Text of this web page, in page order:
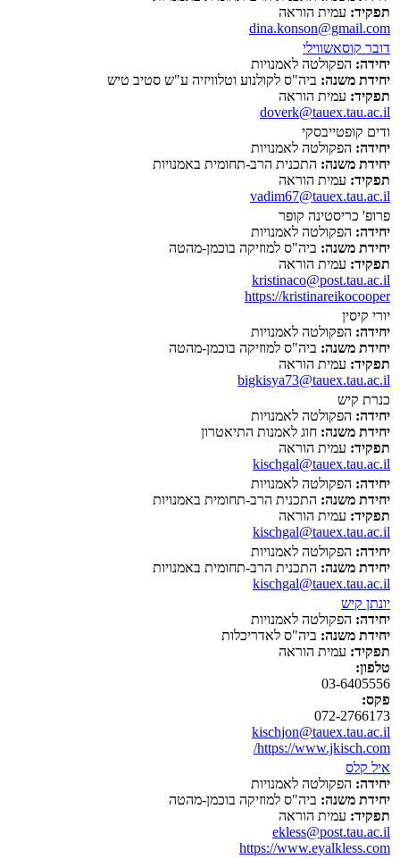
תפקיד: עמית הוראה
dina.konson@gmail.com
דובר קוסאשווילי
יחידה: הפקולטה לאמנויות
יחידת משנה: ביה"ס לקולנוע וטלוויזיה ע"ש סטיב טיש
תפקיד: עמית הוראה
doverk@tauex.tau.ac.il
ודים קופטייבסקי
יחידה: הפקולטה לאמנויות
יחידת משנה: התכנית הרב-תחומית באמנויות
תפקיד: עמית הוראה
vadim67@tauex.tau.ac.il
פרופ' כריסטינה קופר
יחידה: הפקולטה לאמנויות
יחידת משנה: ביה"ס למוזיקה בוכמן-מהטה
תפקיד: עמית הוראה
kristinaco@post.tau.ac.il
https://kristinareikocooper
יורי קיסין
יחידה: הפקולטה לאמנויות
יחידת משנה: ביה"ס למוזיקה בוכמן-מהטה
תפקיד: עמית הוראה
bigkisya73@tauex.tau.ac.il
כנרת קיש
יחידה: הפקולטה לאמנויות
יחידת משנה: חוג לאמנות התיאטרון
תפקיד: עמית הוראה
kischgal@tauex.tau.ac.il
יחידה: הפקולטה לאמנויות
יחידת משנה: התכנית הרב-תחומית באמנויות
תפקיד: עמית הוראה
kischgal@tauex.tau.ac.il
יחידה: הפקולטה לאמנויות
יחידת משנה: התכנית הרב-תחומית באמנויות
kischgal@tauex.tau.ac.il
יונתן קיש
יחידה: הפקולטה לאמנויות
יחידת משנה: ביה"ס לאדריכלות
תפקיד: עמית הוראה
טלפון:
03-6405556
פקס:
072-2766173
kischjon@tauex.tau.ac.il
https://www.jkisch.com/
איל קלס
יחידה: הפקולטה לאמנויות
יחידת משנה: ביה"ס למוזיקה בוכמן-מהטה
תפקיד: עמית הוראה
ekless@post.tau.ac.il
https://www.eyalkless.com